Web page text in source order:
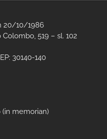
20/10/1986
Colombo, 519 – sl. 102
30140-140
(in memorian)